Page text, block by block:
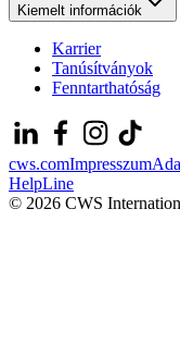
Kiemelt információk
Karrier
Tanúsítványok
Fenntarthatóság
cws.comImpresszum
HelpLine
© 2026 CWS